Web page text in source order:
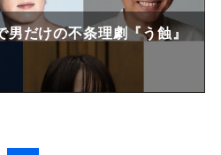
だけの不条理劇『う蝕』